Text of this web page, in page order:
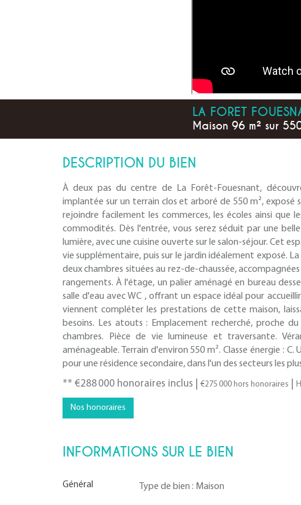
LA FORET
Maison 96 m² sur
DESCRIPTION DU BIEN
À deux pas du centre de La Forêt-Fouesnant,
implantée sur un terrain clos et arboré de 550 m²,
rejoindre facilement les commerces, les écoles ainsi que
commodités. Dès l'entrée, vous serez séduit par une
lumière, avec une cuisine ouverte sur le salon-séjour. Cet
vie supplémentaire, puis sur le jardin idéalement exposé.
deux chambres situées au rez-de-chaussée,
rangements. À l'étage, un palier aménagé en bureau
salle d'eau avec WC , offrant un espace idéal pour
viennent compléter les prestations de cette maison,
besoins. Les atouts : Emplacement recherché, proche
chambres. Pièce de vie lumineuse et traversante.
aménageable. Terrain d'environ 550 m². Classe énergie :
pour une résidence secondaire, dans l'un des secteurs les
** €288 000 honoraires inclus €275 000 hors honoraires
Nos honoraires
INFORMATIONS SUR LE BIEN
Général Type de bien : Maison